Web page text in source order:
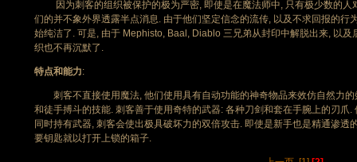
因为刺客的组织被保护的极为严密, 即使是在魔法师中, 只有极少数的人
们的并不象外界透露半点消息. 由于他们坚定信念的流传, 以及不求回报的行
始纯洁了. 可是, 由于 Mephisto, Baal, Diablo 三兄弟从封印中解脱出来, 以
织也不再沉默了.
特点和能力:
刺客不直接使用魔法, 他们使用具有自动功能的神奇物品来效仿自然力的
和徒手搏斗的技能. 刺客善于使用奇特的武器: 各种刀剑和套在手腕上的刃爪
同时持有武器, 刺客会使出极具破坏力的双倍攻击. 即使是新手也是精通渗透
要钥匙就以打开上锁的箱子.